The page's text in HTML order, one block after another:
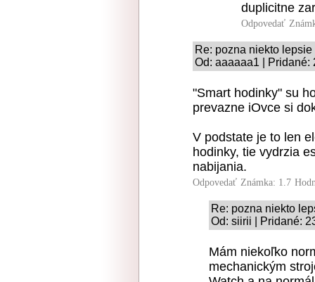
duplicitne
Odpovedať
Re: pozna niekto
Od: aaaaaa1 | Pridané:
"Smart hodinky" su
prevazne iOvce si
V podstate je to len
hodinky, tie vydrzia
nabijania.
Odpovedať Známka: 1.7
Re: pozna niekto
Od: siirii | Pridané:
Mám niekoľko
mechanickým